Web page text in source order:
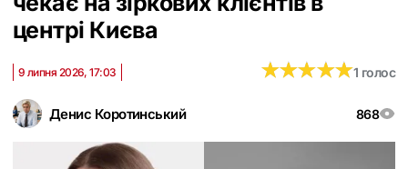
центрі Києва
Денис Коротинський 868
9 липня 2026, 17:03 ★★★★★
★★★★★1 голос